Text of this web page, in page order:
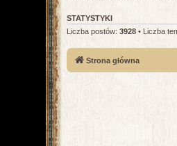
STATYSTYKI
Liczba postów: 3928 • Liczba
Strona główna